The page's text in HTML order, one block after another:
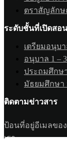
ตราสัญลักษ
ระดับชั้นที่เปิดสอน
เตรียมอนุบ
อนุบาล 1 – 3
ประถมศึกษ
มัธยมศึกษา
ติดตามข่าวสาร
ป้อนที่อยู่อีเมลขอ
เรา